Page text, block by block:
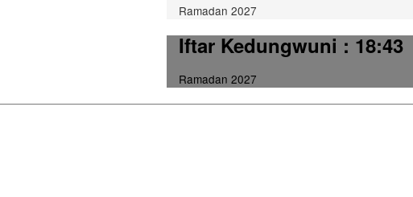
Ramadan 2027
Iftar Kedungwuni: 18:43
Ramadan 2027